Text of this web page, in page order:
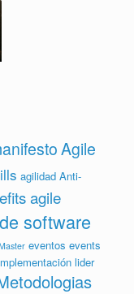
Agile
agilidad Anti-
agile
software
eventos events
lider